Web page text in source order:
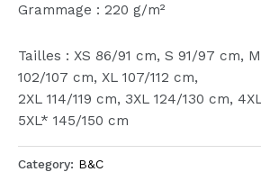
Grammage : 220 g/m²
Tailles : XS 86/91 cm, S 91/97 cm,
102/107 cm, XL 107/112 cm,
2XL 114/119 cm, 3XL 124/130 cm,
5XL* 145/150 cm
Category: B&C